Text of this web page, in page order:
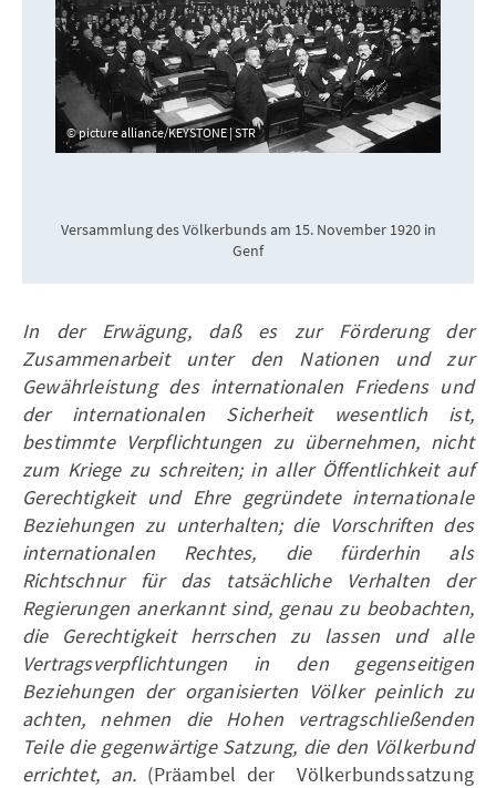
picture alliance/KEYSTONE | STR
Versammlung des Völkerbunds am 15. November 1920 in
Genf
In der Erwägung, daß es zur Förderung der
Zusammenarbeit unter den Nationen und zur
Gewährleistung des internationalen Friedens und
der internationalen Sicherheit wesentlich ist,
bestimmte Verpflichtungen zu übernehmen, nicht
zum Kriege zu schreiten; in aller Öffentlichkeit auf
Gerechtigkeit und Ehre gegründete internationale
Beziehungen zu unterhalten; die Vorschriften des
internationalen Rechtes, die fürderhin als
Richtschnur für das tatsächliche Verhalten der
Regierungen anerkannt sind, genau zu beobachten,
die Gerechtigkeit herrschen zu lassen und alle
Vertragsverpflichtungen in den gegenseitigen
Beziehungen der organisierten Völker peinlich zu
achten, nehmen die Hohen vertragschließenden
Teile die gegenwärtige Satzung, die den Völkerbund
errichtet, an. (Präambel der Völkerbundssatzung